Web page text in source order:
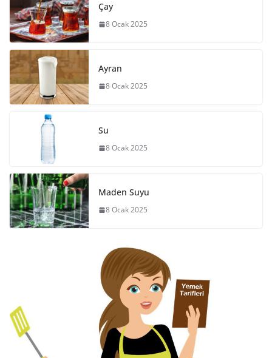
Çay
8 Ocak 2025
Ayran
8 Ocak 2025
Su
8 Ocak 2025
Maden Suyu
8 Ocak 2025